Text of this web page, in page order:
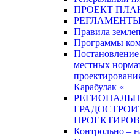
ПРОЕКТ
Правила
Программы
местных
Карабулак «
Контрольно –